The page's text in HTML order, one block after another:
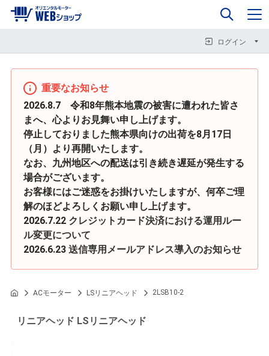
企業情報
ログイン
カート 0
重要なお知らせ
2026.8.7 令和8年熊本地震の被害に遭われた皆さ
まへ、心よりお見舞い申し上げます。
停止しておりました熊本県向けの出荷を8月17日
（月）より再開いたします。
なお、九州地区への配送は引き続き遅延が発生する
場合がございます。
お客様にはご迷惑をお掛けいたしますが、何卒ご理
解のほどよろしくお願い申し上げます。
2026.7.22 クレジットカード決済における運用ルー
ル変更について
2026.6.23 送信専用メールアドレス導入のお知らせ
ACモーター LSリニアヘッド 2LSB10-2
リニアヘッド LSリニアヘッド